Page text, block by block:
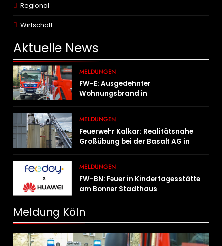
Regional
Wirtschaft
Aktuelle News
MELDUNGEN
FW-E: Ausgedehnter
Wohnungsbrand in
MELDUNGEN
Feuerwehr Kalkar: Realitätsnahe
Großübung bei der Basalt AG in
MELDUNGEN
FW-BN: Feuer in Kindertagesstätte
am Bonner Stadthaus
Meldung Köln